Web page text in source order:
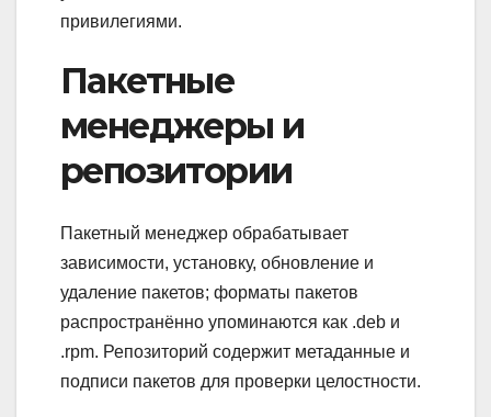
привилегиями.
Пакетные
менеджеры и
репозитории
Пакетный менеджер обрабатывает
зависимости, установку, обновление и
удаление пакетов; форматы пакетов
распространённо упоминаются как .deb и
.rpm. Репозиторий содержит метаданные и
подписи пакетов для проверки целостности.